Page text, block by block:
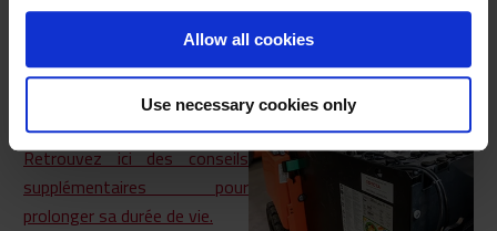
Allow all cookies
Use necessary cookies only
chariot élévateur électrique. Si
vous avez une batterie au
plomb, vérifiez avant chaque
utilisation le niveau d’eau, le
taux d’acidité et la capacité.
Retrouvez ici des conseils
supplémentaires pour
prolonger sa durée de vie.